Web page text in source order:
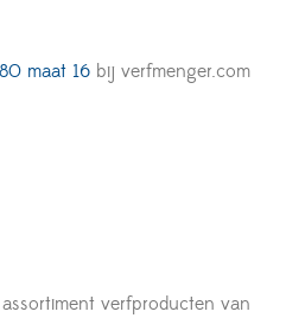
maat 16 bij verfmenger.com
verfproducten van